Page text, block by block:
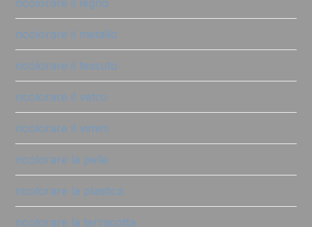
ricolorare il metallo
ricolorare il tessuto
ricolorare il vetro
ricolorare il vimini
ricolorare la pelle
ricolorare la plastica
ricolorare la terracotta